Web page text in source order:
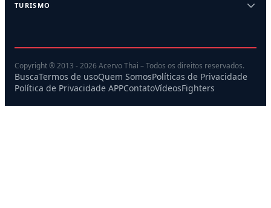
TURISMO
Copyright ® 2013 - 2026 Acervo Thai – Todos os direitos reservados.
BuscaTermos de usoQuem SomosPolíticas de Privacidade
Política de Privacidade APPContatoVídeosFighters